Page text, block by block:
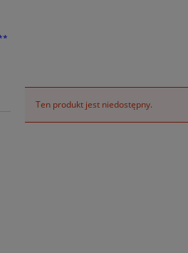
Ten produkt jest niedostępny.